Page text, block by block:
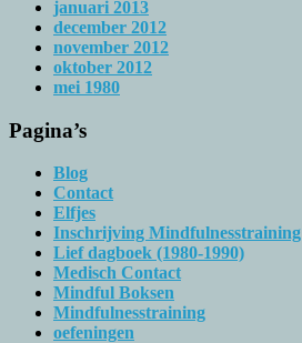
januari 2013
december 2012
november 2012
oktober 2012
mei 1980
Pagina’s
Blog
Contact
Elfjes
Inschrijving Mindfulnesstraining
Lief dagboek (1980-1990)
Medisch Contact
Mindful Boksen
Mindfulnesstraining
oefeningen